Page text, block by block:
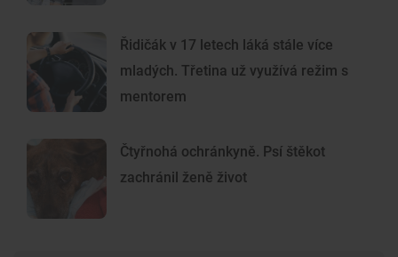
Řidičák v 17 letech láká stále více
mladých. Třetina už využívá režim s
mentorem
Čtyřnohá ochránkyně. Psí štěkot
zachránil ženě život